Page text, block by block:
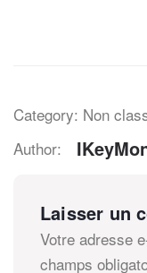
Category: Non
Author:
Laisser un
Votre adresse
champs